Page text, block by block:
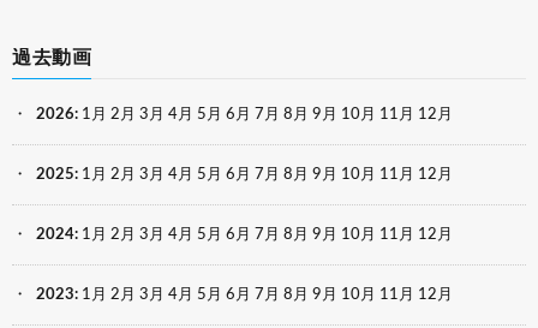
過去動画
2026: 1月 2月 3月 4月 5月 6月 7月 8月 9月 10月 11月 12月
2025: 1月 2月 3月 4月 5月 6月 7月 8月 9月 10月 11月 12月
2024: 1月 2月 3月 4月 5月 6月 7月 8月 9月 10月 11月 12月
2023: 1月 2月 3月 4月 5月 6月 7月 8月 9月 10月 11月 12月